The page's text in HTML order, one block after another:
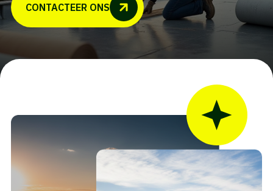
CONTACTEER ONS